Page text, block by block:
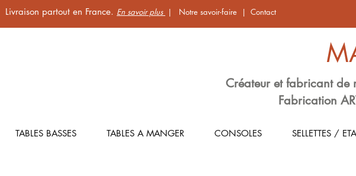
Livraison partout en France. En savoir plus | Notre savoir-faire | Contact
Créateur et fabricant de
Fabrication
TABLES BASSES TABLES A MANGER CONSOLES SELLETTES /